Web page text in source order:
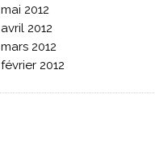
mai 2012
avril 2012
mars 2012
février 2012